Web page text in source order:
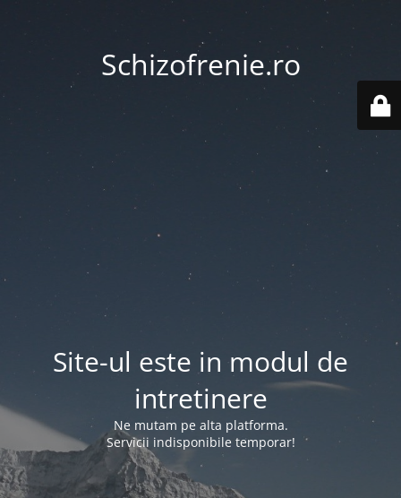
Schizofrenie.ro
Site-ul este in modul de
intretinere
Ne mutam pe alta platforma.
Servicii indisponibile temporar!